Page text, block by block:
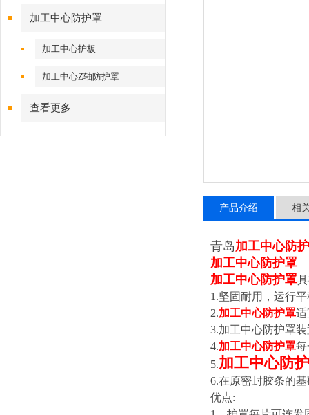
加工中心防护罩
加工中心护板
加工中心Z轴防护罩
查看更多
产品介绍 相
青岛加工中心防
加工中心防护罩
加工中心防护罩
1.坚固耐用，运行
2.加工中心防护罩适
3.加工中心防护罩
4.加工中心防护罩每
5.加工中心防
6.在原密封胶条的
优点: